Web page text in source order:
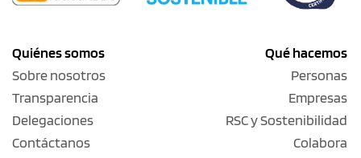
Quiénes somos
Sobre nosotros
Transparencia
Delegaciones
Contáctanos
Qué hacemos
Personas
Empresas
RSC y Sostenibilidad
Colabora